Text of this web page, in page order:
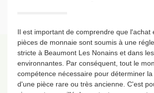
Il est important de comprendre que l'achat
pièces de monnaie sont soumis à une
stricte à Beaumont Les Nonains et dans
environnantes. Par conséquent, tout le
compétence nécessaire pour déterminer
d'une pièce rare ou très ancienne. C'est